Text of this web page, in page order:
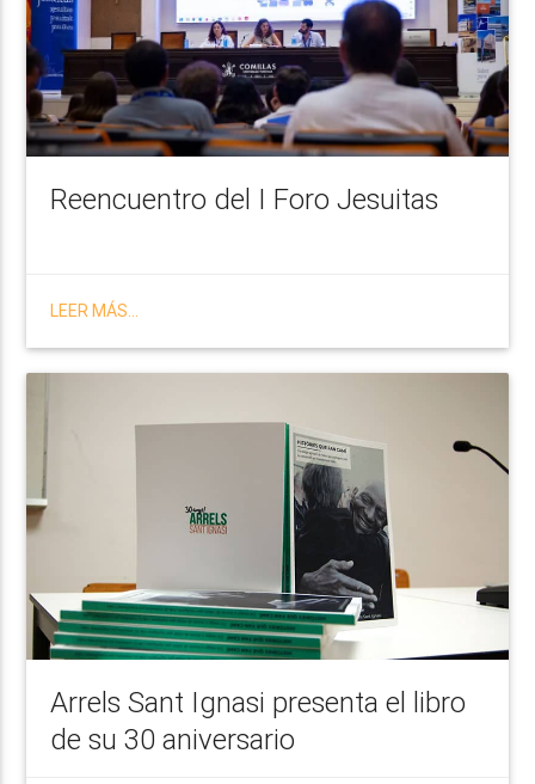
Reencuentro del I Foro Jesuitas
LEER MÁS...
Arrels Sant Ignasi presenta el libro
de su 30 aniversario